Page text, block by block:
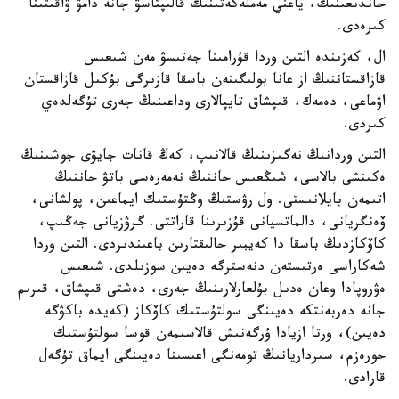
حاندىعىنىڭ، ياعني مەملەكەتىنىڭ قالىپتاسۋ جانە دامۋ ۋاقىتىنا
كىرەدى.
ال، كەزىندە التىن وردا قۇرامىنا جەتىسۋ مەن شىعىس
قازاقستاننىڭ از عانا بولىگىنەن باسقا قازىرگى بۇكىل قازاقستان
اۋماعى، دەمەك، قىپشاق تايپالارى وداعىنىڭ جەرى تۇگەلدەي
كىردى.
التىن وردانىڭ نەگىزىنىڭ قالانىپ، كەڭ قانات جايۋى جوشىنىڭ
ەكىنشى بالاسى، شىڭعىس حاننىڭ نەمەرەسى باتۋ حاننىڭ
اتىمەن بايلانىستى. ول رۋستىڭ وڭتۇستىك ايماعىن، پولشانى،
ۆەنگريانى، دالماتسيانى قۇزىرىنا قاراتتى. گرۋزيانى جەڭىپ،
كاۆكازدىڭ باسقا دا كەيبىر حالىقتارىن باعىندىردى. التىن وردا
شەكاراسى ەرتىستەن دنەسترگە دەيىن سوزىلدى. شىعىس
ەۋروپادا وعان ەدىل بۇلعارلارىنىڭ جەرى، دەشتى قىپشاق، قىرىم
جانە دەربەنتكە دەيىنگى سولتۇستىك كاۆكاز (كەيدە باكۋگە
دەيىن)، ورتا ازيادا ۇرگەنىش قالاسىمەن قوسا سولتۇستىك
حورەزم، سىرداريانىڭ تومەنگى اعىسىنا دەيىنگى ايماق تۇگەل
قارادى.